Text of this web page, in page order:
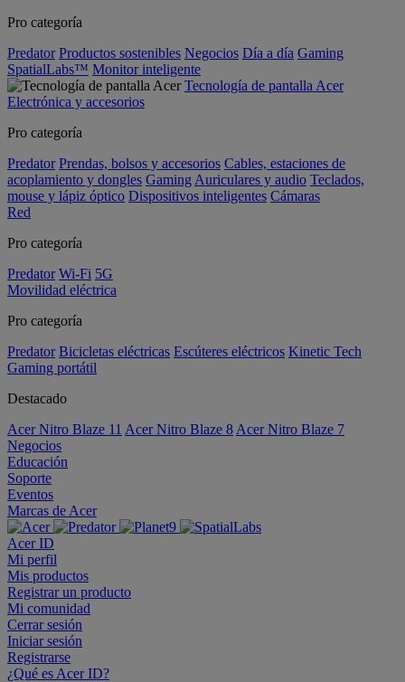
Pro categoría
Predator Productos sostenibles Negocios Día a día Gaming
SpatialLabs™ Monitor inteligente
Tecnología de pantalla Acer
Electrónica y accesorios
Pro categoría
Predator Prendas, bolsos y accesorios Cables, estaciones de
acoplamiento y dongles Gaming Auriculares y audio Teclados,
mouse y lápiz óptico Dispositivos inteligentes Cámaras
Red
Pro categoría
Predator Wi-Fi 5G
Movilidad eléctrica
Pro categoría
Predator Bicicletas eléctricas Escúteres eléctricos Kinetic Tech
Gaming portátil
Destacado
Acer Nitro Blaze 11 Acer Nitro Blaze 8 Acer Nitro Blaze 7
Negocios
Educación
Soporte
Eventos
Marcas de Acer
Acer ID
Mi perfil
Mis productos
Registrar un producto
Mi comunidad
Cerrar sesión
Iniciar sesión
Registrarse
¿Qué es Acer ID?